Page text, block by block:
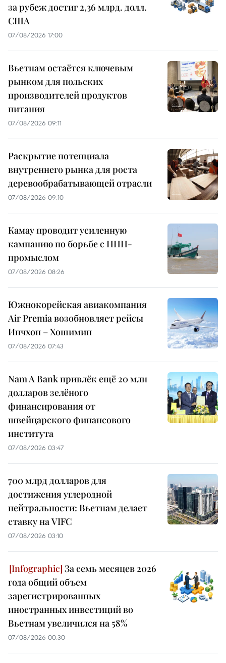
за рубеж достиг 2,36 млрд. долл.
США
07/08/2026 17:00
Вьетнам остаётся ключевым
рынком для польских
производителей продуктов
питания
07/08/2026 09:11
Раскрытие потенциала
внутреннего рынка для роста
деревообрабатывающей отрасли
07/08/2026 09:10
Камау проводит усиленную
кампанию по борьбе с ННН-
промыслом
07/08/2026 08:26
Южнокорейская авиакомпания
Air Premia возобновляет рейсы
Инчхон – Хошимин
07/08/2026 07:43
Nam A Bank привлёк ещё 20 млн
долларов зелёного
финансирования от
швейцарского финансового
института
07/08/2026 03:47
700 млрд долларов для
достижения углеродной
нейтральности: Вьетнам делает
ставку на VIFC
07/08/2026 03:10
За семь месяцев 2026
года общий объем
зарегистрированных
иностранных инвестиций во
Вьетнам увеличился на 58%
07/08/2026 00:30